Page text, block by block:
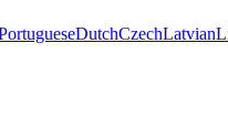
DutchCzechLatvian